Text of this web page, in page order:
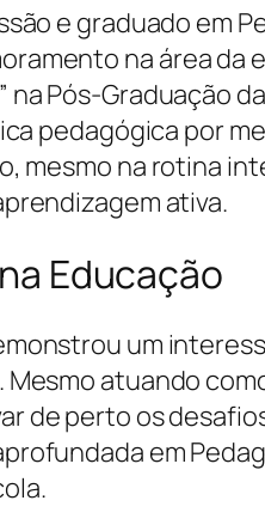
e graduado em
na área
na Pós-
pedagógica por
mesmo na rotina
ativa.
Educação
um
Mesmo atuando
de perto os
em